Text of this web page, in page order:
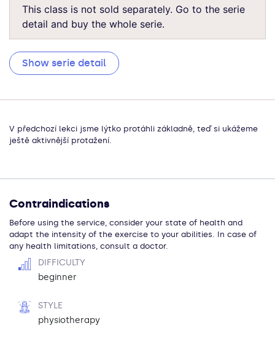
This class is not sold separately. Go to the serie
detail and buy the whole serie.
Show serie detail
V předchozí lekci jsme lýtko protáhli základně, teď si ukážeme
ještě aktivnější protažení.
DIFFICULTY
beginner
STYLE
physiotherapy
Contraindications
Before using the service, consider your state of health and
adapt the intensity of the exercise to your abilities. In case of
any health limitations, consult a doctor.